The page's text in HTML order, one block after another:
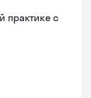
практике с